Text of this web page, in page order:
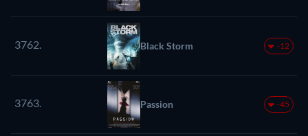
3762. Black Storm -12
3763. Passion -45